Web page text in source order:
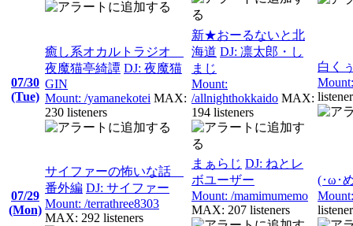
07/30
(Tue)
癒し系オカルトラジオ
夜魔猫亭綺譚 DJ: 夜魔猫
GIN
Mount: /yamanekotei MAX:
230 listeners
新★おーるないと北
海道 DJ: 凛太郎・し
まじ
Mount:
/allnighthokkaido MAX:
194 listeners
白く
07/29
(Mon)
サイファーの怖いな話
番外編 DJ: サイファー
Mount: /terrathree8303
MAX: 292 listeners
まぁらじ DJ: ねとレ
ボユーザー
Mount: /mamimumemo
MAX: 207 listeners
(･ω･